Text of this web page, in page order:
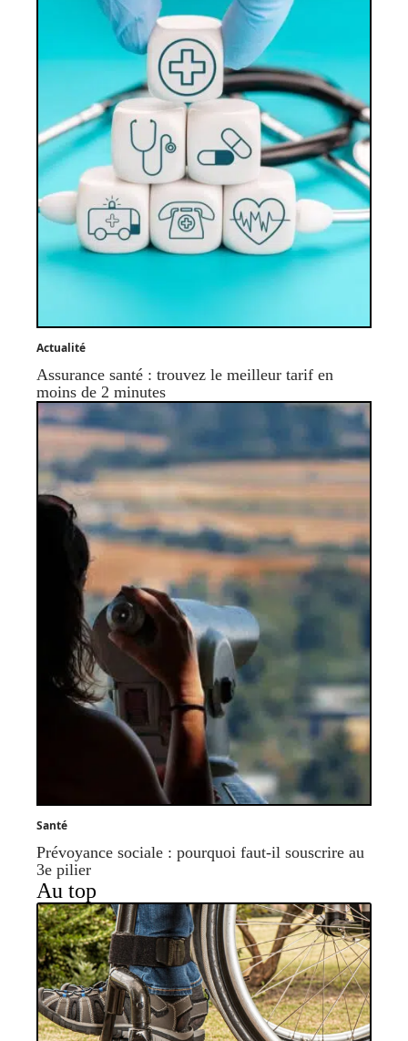
Actualité
Assurance santé : trouvez le meilleur tarif en
moins de 2 minutes
Santé
Prévoyance sociale : pourquoi faut-il souscrire au
3e pilier
Au top